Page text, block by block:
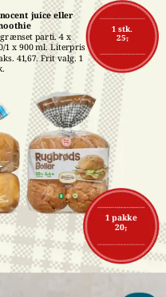
1 pakke
20,-
1 stk.
25,-
juice eller
parti. 4 x
1 x 900 ml. Literpris
41,67. Frit valg. 1